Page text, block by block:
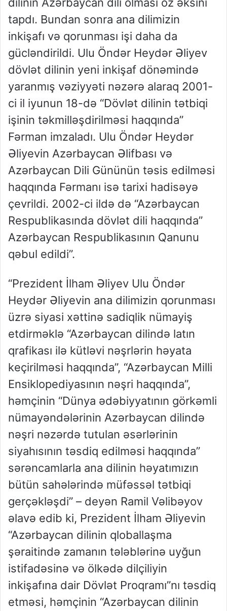
dilinin Azərbaycan dili olması öz əksini
tapdı. Bundan sonra ana dilimizin
inkişafı və qorunması işi daha da
gücləndirildi. Ulu Öndər Heydər Əliyev
dövlət dilinin yeni inkişaf dönəmində
yaranmış vəziyyəti nəzərə alaraq 2001-
ci il iyunun 18-də “Dövlət dilinin tətbiqi
işinin təkmilləşdirilməsi haqqında”
Fərman imzaladı. Ulu Öndər Heydər
Əliyevin Azərbaycan Əlifbası və
Azərbaycan Dili Gününün təsis edilməsi
haqqında Fərmanı isə tarixi hadisəyə
çevrildi. 2002-ci ildə də “Azərbaycan
Respublikasında dövlət dili haqqında”
Azərbaycan Respublikasının Qanunu
qəbul edildi”.
“Prezident İlham Əliyev Ulu Öndər
Heydər Əliyevin ana dilimizin qorunması
üzrə siyasi xəttinə sadiqlik nümayiş
etdirməklə “Azərbaycan dilində latın
qrafikası ilə kütləvi nəşrlərin həyata
keçirilməsi haqqında”, “Azərbaycan Milli
Ensiklopediyasının nəşri haqqında”,
həmçinin “Dünya ədəbiyyatının görkəmli
nümayəndələrinin Azərbaycan dilində
nəşri nəzərdə tutulan əsərlərinin
siyahısının təsdiq edilməsi haqqında”
sərəncamlarla ana dilinin həyatımızın
bütün sahələrində müfəssəl tətbiqi
gerçəkləşdi” – deyən Ramil Vəlibəyov
əlavə edib ki, Prezident İlham Əliyevin
“Azərbaycan dilinin qloballaşma
şəraitində zamanın tələblərinə uyğun
istifadəsinə və ölkədə dilçiliyin
inkişafına dair Dövlət Proqramı”nı təsdiq
etməsi, həmçinin “Azərbaycan dilinin